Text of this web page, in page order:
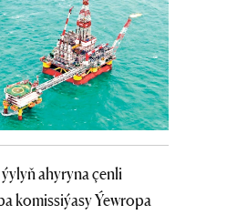
ahyryna çenli
komissiýasy Ýewropa